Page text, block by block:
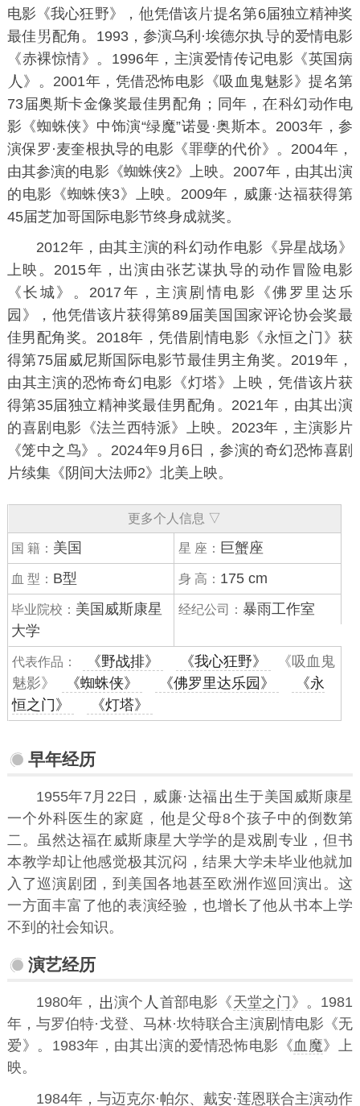
电影《我心狂野》， 凭借该
提名第6届独立精神奖
最佳
配角。1993，参演乌利·埃德尔执
的爱情电影
《赤裸惊情》。1996年，主演爱情传记电影《英国病
》。2001年，凭借恐怖电影《吸血鬼魅影》提名第
73届奥斯卡金像奖最佳男配角；同年，
科幻动作电
影《蜘蛛侠》中饰演“绿魔”诺曼·奥斯本。2003年，参
演保罗·麦奎根执导的电影《罪孽的代价》。2004年，
由其参演的电影《蜘蛛侠2》上映。2007年，由其出演
的电影《蜘蛛侠3》上映。2009年，威廉·达福获得第
45届芝加哥国际电影节终身成就奖。
2012年，由其主演的科幻动作电影《异星战场》
上映。2015年，出演由张艺谋执导的动作冒险电影
《长城》。2017年，主演 情电影《佛罗里达乐
园 》，他凭借该片获得第89届美国国家评论协会奖最
佳男配角奖。2018年，凭借
情电影《永恒之门 》获
得第75届威尼斯国际电影节最佳男主角奖。2019年，
由其主演的恐怖奇幻电影《灯塔》上映，凭借该片获
得第35届独立精神奖最佳男配角。2021年，由其出演
的喜剧电影《法兰西特派》上映。2023年，主演影片
《笼中之鸟》。2024年9月6日，参演的奇幻恐怖喜剧
片续集《 阴间大法师2》北美上映。
更多个人信息 ▽
国 籍： 美国 星 座： 巨蟹座
血 型： B型 身 高： 175 cm
毕业院校： 美国威斯康星
大学
经纪公司： 暴雨工作室
代表作品： 《野战排》 《我心狂野》
《吸血鬼
魅影》
《蜘蛛侠》 《佛罗里达乐园》
《永
恒之门》
《灯塔》
早年经历
1955年7月22日，威廉·达福
生于美国威斯康星
一个外科医生的家庭，
是父母8个孩子中的倒数第
二。虽然达福
威斯康星大学学的是戏
专业，但书
本教学却让他感觉极其沉闷，结果大学未毕业他就加
入了巡演剧团，到美国各地甚至欧洲作巡回演出。这
一方面丰富了他的表演经验，也增长了他从书本上学
不到的社会知识。
演艺经历
1980年， 演个 首部电影《天堂之门 》。1981
年，与罗伯特·戈登、马林·坎特联合主演
情电影《无
爱》。1983年，由其出演的爱情恐怖电影《血魔》上
映。
1984年，与迈克尔·帕尔、戴安·莲恩联合主演动作